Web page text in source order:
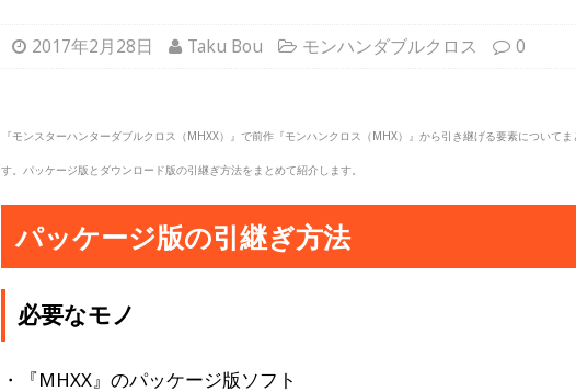
2017年2月28日 Taku Bou モンハンダブルクロス 0
『モンスターハンターダブルクロス（MHXX）』で前作『モンハンクロス（MHX）』から引き継げる要素についてま
す。パッケージ版とダウンロード版の引継ぎ方法をまとめて紹介します。
パッケージ版の引継ぎ方法
必要なモノ
・『MHXX』のパッケージ版ソフト